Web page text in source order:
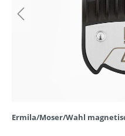
Ermila/Moser/Wahl